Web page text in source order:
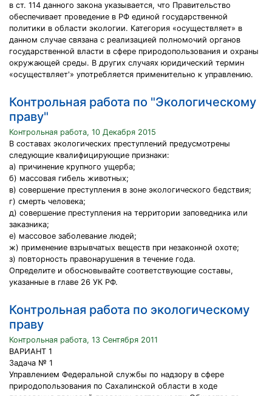
в ст. 114 данного закона указывается, что Правительство
обеспечивает проведение в РФ единой государственной
политики в области экологии. Категория «осуществляет» в
данном случае связана с реализацией полномочий органов
государственной власти в сфере природопользования и охраны
окружающей среды. В других случаях юридический термин
«осуществляет'» употребляется применительно к управлению.
Контрольная работа по "Экологическому
праву"
Контрольная работа, 10 Декабря 2015
В составах экологических преступлений предусмотрены
следующие квалифицирующие признаки:
а) причинение крупного ущерба;
б) массовая гибель животных;
в) совершение преступления в зоне экологического бедствия;
г) смерть человека;
д) совершение преступления на территории заповедника или
заказника;
е) массовое заболевание людей;
ж) применение взрывчатых веществ при незаконной охоте;
з) повторность правонарушения в течение года.
Определите и обосновывайте соответствующие составы,
указанные в главе 26 УК РФ.
Контрольная работа по экологическому
праву
Контрольная работа, 13 Сентября 2011
ВАРИАНТ 1
Задача № 1
Управлением Федеральной службы по надзору в сфере
природопользования по Сахалинской области в ходе